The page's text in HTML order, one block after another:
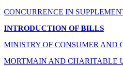
CONCURRENCE IN
INTRODUCTION OF BILLS
MINISTRY OF CONSUMER AND
MORTMAIN AND CHARITABLE